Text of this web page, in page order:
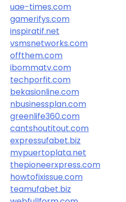
uae-times.com
gamerifys.com
inspiratif.net
vsmsnetworks.com
offthem.com
ibommatv.com
techporfit.com
bekasionline.com
nbusinessplan.com
greenlife360.com
cantshoutitout.com
expressufabet.biz
mypuertoplata.net
thepioneerxpress.com
howtofixissue.com
teamufabet.biz